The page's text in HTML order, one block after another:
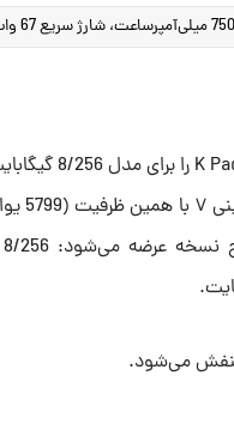
شارژ سریع 67 وات
می‌شود.